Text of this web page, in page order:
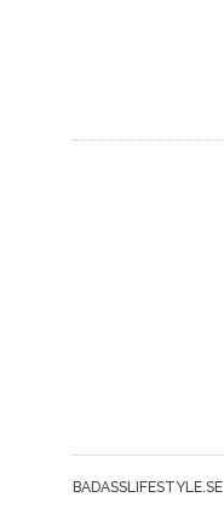
BADASSLIFESTYLE.SE